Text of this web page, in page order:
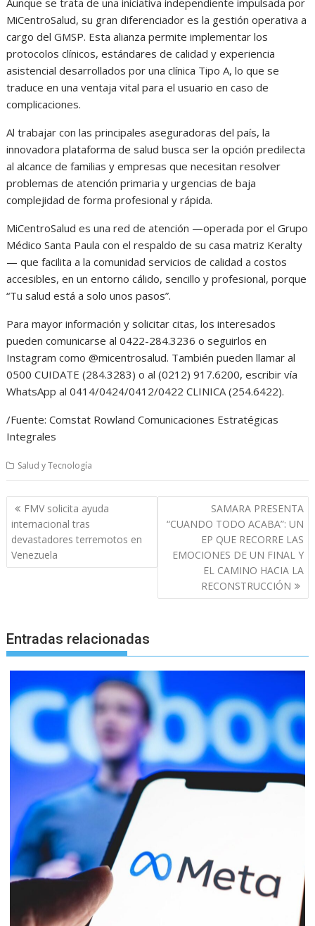
MiCentroSalud, su gran diferenciador es la gestión operativa a
cargo del GMSP. Esta alianza permite implementar los
protocolos clínicos, estándares de calidad y experiencia
asistencial desarrollados por una clínica Tipo A, lo que se
traduce en una ventaja vital para el usuario en caso de
complicaciones.
Al trabajar con las principales aseguradoras del país, la
innovadora plataforma de salud busca ser la opción predilecta
al alcance de familias y empresas que necesitan resolver
problemas de atención primaria y urgencias de baja
complejidad de forma profesional y rápida.
MiCentroSalud es una red de atención —operada por el Grupo
Médico Santa Paula con el respaldo de su casa matriz Keralty
— que facilita a la comunidad servicios de calidad a costos
accesibles, en un entorno cálido, sencillo y profesional, porque
“Tu salud está a solo unos pasos”.
Para mayor información y solicitar citas, los interesados
pueden comunicarse al 0422-284.3236 o seguirlos en
Instagram como @micentrosalud. También pueden llamar al
0500 CUIDATE (284.3283) o al (0212) 917.6200, escribir vía
WhatsApp al 0414/0424/0412/0422 CLINICA (254.6422).
/Fuente: Comstat Rowland Comunicaciones Estratégicas
Integrales
Salud y Tecnología
Navegación
de
entradas
FMV solicita ayuda
internacional tras
devastadores terremotos en
Venezuela
SAMARA PRESENTA
“CUANDO TODO ACABA”: UN
EP QUE RECORRE LAS
EMOCIONES DE UN FINAL Y
EL CAMINO HACIA LA
RECONSTRUCCIÓN
Entradas relacionadas